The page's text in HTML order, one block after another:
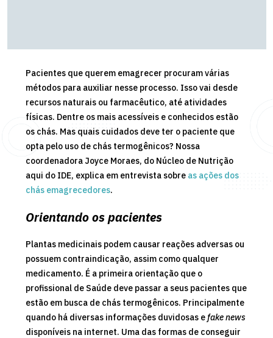
Pacientes que querem emagrecer procuram várias
métodos para auxiliar nesse processo. Isso vai desde
recursos naturais ou farmacêutico, até atividades
físicas. Dentre os mais acessíveis e conhecidos estão
os chás. Mas quais cuidados deve ter o paciente que
opta pelo uso de chás termogênicos? Nossa
coordenadora Joyce Moraes, do Núcleo de Nutrição
aqui do IDE, explica em entrevista sobre as ações dos
chás emagrecedores.
Orientando os pacientes
Plantas medicinais podem causar reações adversas ou
possuem contraindicação, assim como qualquer
medicamento. É a primeira orientação que o
profissional de Saúde deve passar a seus pacientes que
estão em busca de chás termogênicos. Principalmente
quando há diversas informações duvidosas e fake news
disponíveis na internet. Uma das formas de conseguir